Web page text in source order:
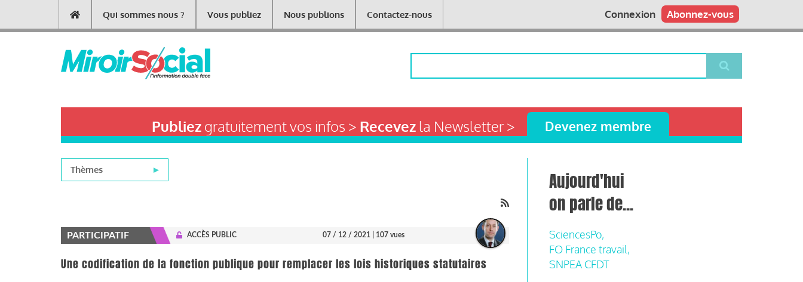
contenu
Main
navigation
Qui sommes nous ? Vous publiez Nous publions Contactez-nous Abonnez-vous
Connexion
Publiezgratuitement vos infos > Recevezla Newsletter > Devenez membre
Thèmes
PARTICIPATIF ACCÈS PUBLIC 07 / 12 / 2021 | 107 vues
Une codification de la fonction publique pour remplacer les lois historiques statutaires
Aujourd'hui
on parle de...
SciencesPo,
FO France travail,
SNPEA CFDT